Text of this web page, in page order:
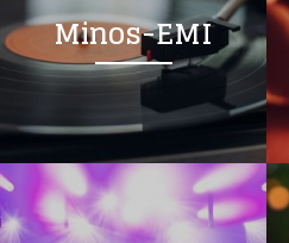
Minos-EMI